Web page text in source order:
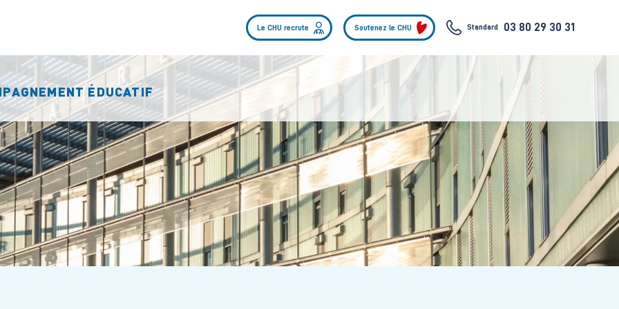
Le CHU recrute Soutenez le CHU Standard 03 80 29 30 31
ÉDUCATIF